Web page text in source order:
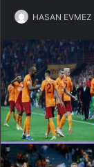
HASAN EVMEZ